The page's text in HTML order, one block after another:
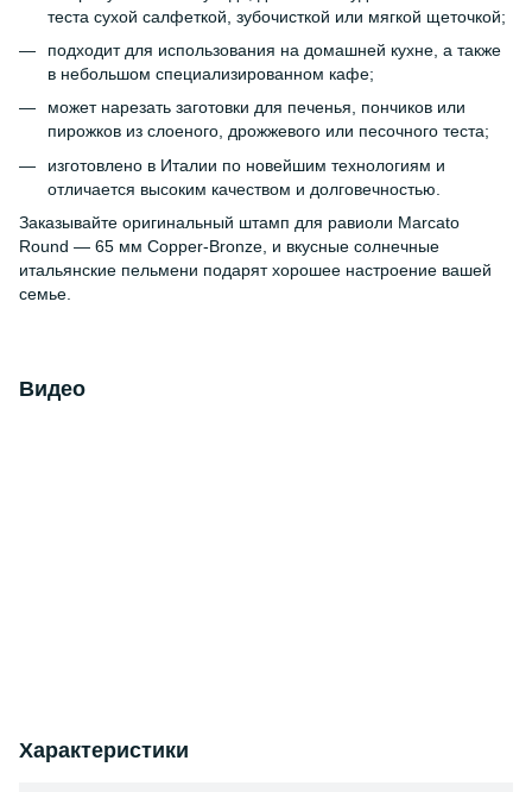
теста сухой салфеткой, зубочисткой или мягкой щеточкой;
подходит для использования на домашней кухне, а также
в небольшом специализированном кафе;
может нарезать заготовки для печенья, пончиков или
пирожков из слоеного, дрожжевого или песочного теста;
изготовлено в Италии по новейшим технологиям и
отличается высоким качеством и долговечностью.
Заказывайте оригинальный штамп для равиоли Marcato
Round — 65 мм Copper-Bronze, и вкусные солнечные
итальянские пельмени подарят хорошее настроение вашей
семье.
Видео
Характеристики